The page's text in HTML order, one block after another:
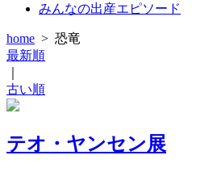
みんなの出産エピソード
home > 恐竜
最新順
古い順
テオ・ヤンセン展